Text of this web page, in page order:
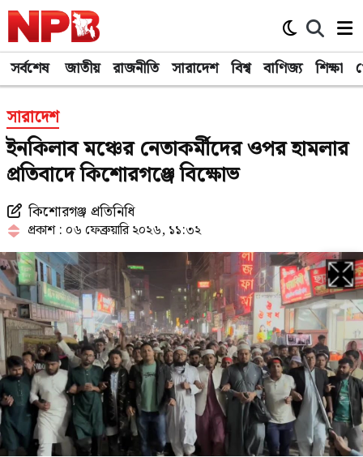
সর্বশেষ জাতীয় রাজনীতি সারাদেশ বিশ্ব বাণিজ্য শিক্ষা
সারাদেশ
ইনকিলাব মঞ্চের নেতাকর্মীদের ওপর হামলার
প্রতিবাদে কিশোরগঞ্জে বিক্ষোভ
কিশোরগঞ্জ প্রতিনিধি
প্রকাশ : ০৬ ফেব্রুয়ারি ২০২৬, ১১:৩২